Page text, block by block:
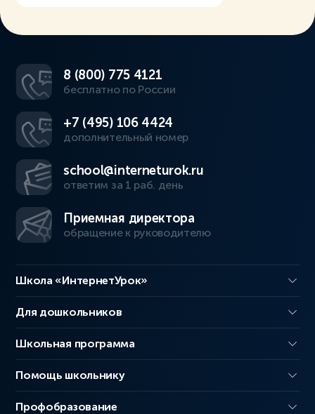
8 (800) 775 4121
бесплатно по России
+7 (495) 106 4424
дополнительный номер
school@interneturok.ru
ответим за 1 раб. день
Приемная директора
обращение к руководителю
Школа «ИнтернетУрок»
Для дошкольников
Школьная программа
Помощь школьнику
Профобразование